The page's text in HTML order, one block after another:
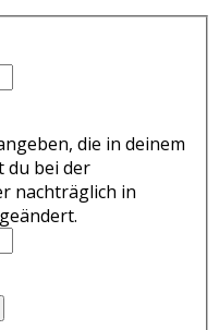
die in deinem
du bei der
nachträglich in